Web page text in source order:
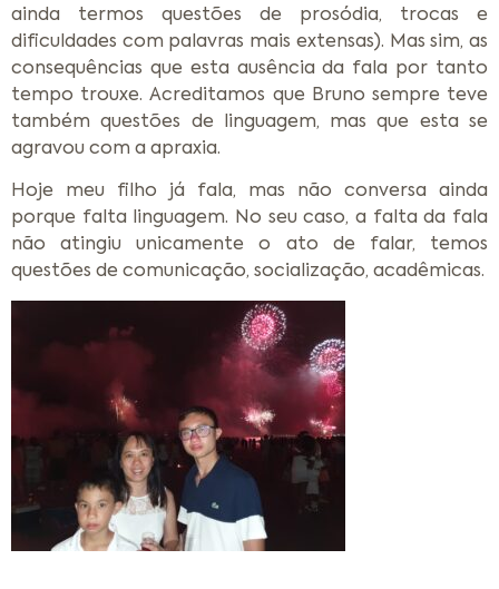
ainda termos questões de prosódia, trocas e
dificuldades com palavras mais extensas). Mas sim, as
consequências que esta ausência da fala por tanto
tempo trouxe. Acreditamos que Bruno sempre teve
também questões de linguagem, mas que esta se
agravou com a apraxia.
Hoje meu filho já fala, mas não conversa ainda
porque falta linguagem. No seu caso, a falta da fala
não atingiu unicamente o ato de falar, temos
questões de comunicação, socialização, acadêmicas.